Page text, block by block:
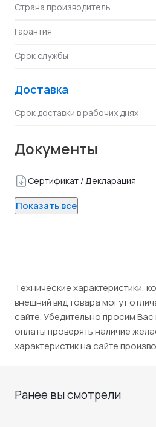
Страна производитель
Гарантия
Срок службы
Доставка
Срок доставки в рабочих днях
Документы
Сертификат / Декларация
Показать все
Технические характеристики,
внешний вид товара могут
сайте. Убедительно просим
оплаты проверять наличие
характеристик на сайте
Ранее вы смотрели